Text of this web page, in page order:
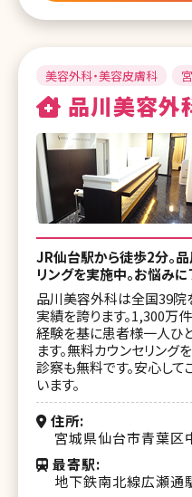
美容外科・美容皮膚科
品川美容外
JR仙台駅から徒歩2分。
リングを実施中。お悩み
品川美容外科は全国39院
実績を誇ります。1,300万
経験を基に患者様一人ひ
ます。無料カウンセリング
診察も無料です。安心し
います。
住所
宮城県仙台市青葉区
最寄駅
地下鉄南北線広瀬通